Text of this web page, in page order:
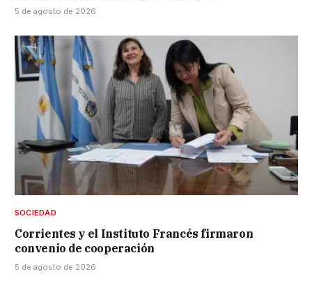
5 de agosto de 2026
SOCIEDAD
Corrientes y el Instituto Francés firmaron
convenio de cooperación
5 de agosto de 2026